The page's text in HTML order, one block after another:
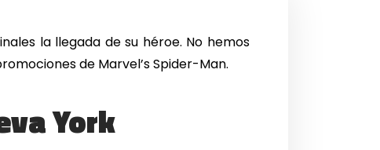
la llegada de su héroe. No hemos
de Marvel’s Spider-Man.
York